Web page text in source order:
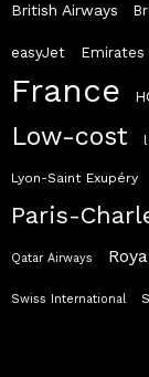
British Airways
easyJet Emirates
France
Low-cost
Lyon-Saint Exupéry
Paris-
Qatar Airways
Swiss International